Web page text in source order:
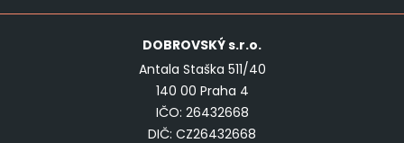
DOBROVSKÝs.r.o.
Antala Staška 511/40
140 00 Praha 4
IČO: 26432668
DIČ: CZ26432668